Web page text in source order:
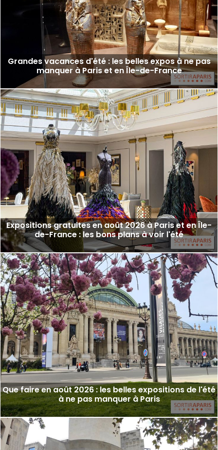
Grandes vacances d'été : les belles expos à ne pas
manquer à Paris et en Île-de-France
Expositions gratuites en août 2026 à Paris et en Île-
de-France : les bons plans à voir l'été
Que faire en août 2026 : les belles expositions de l'été
à ne pas manquer à Paris